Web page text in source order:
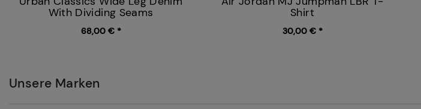
With Dividing Seams
68,00 € *
Shirt
30,00 € *
Unsere Marken